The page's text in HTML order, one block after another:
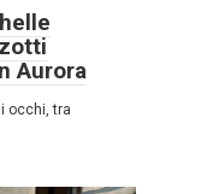
Aurora
occhi, tra